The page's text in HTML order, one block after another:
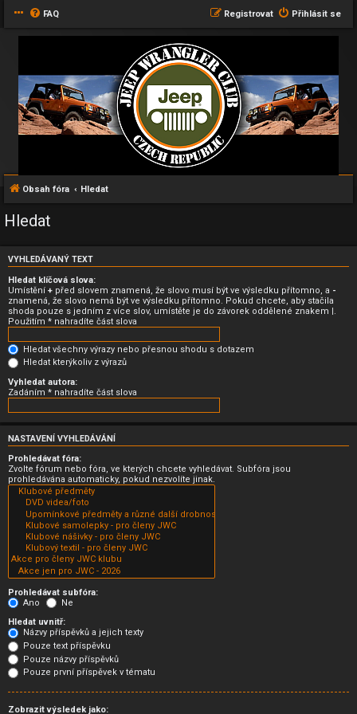
FAQ Přihlásit se
Registrovat
Obsah fóra Hledat
Hledat
VYHLEDÁVANÝ TEXT
Hledat klíčová slova:
Umístění + před slovem znamená, že slovo musí být ve výsledku přítomno, a -
znamená, že slovo nemá být ve výsledku přítomno. Pokud chcete, aby stačila
shoda pouze s jedním z více slov, umístěte je do závorek oddělené znakem |
Použitím * nahradíte část slova
Hledat všechny výrazy nebo přesnou shodu s dotazem
Hledat kterýkoliv z výrazů
Vyhledat autora:
Zadáním * nahradíte část slova
NASTAVENÍ VYHLEDÁVÁNÍ
Prohledávat fóra:
Zvolte fórum nebo fóra, ve kterých chcete vyhledávat. Subfóra jsou
prohledávána automaticky, pokud nezvolíte jinak.
Prohledávat subfóra:
Ano
Ne
Hledat uvnitř:
Názvy příspěvků a jejich texty
Pouze text příspěvku
Pouze názvy příspěvků
Pouze první příspěvek v tématu
Zobrazit výsledek jako: